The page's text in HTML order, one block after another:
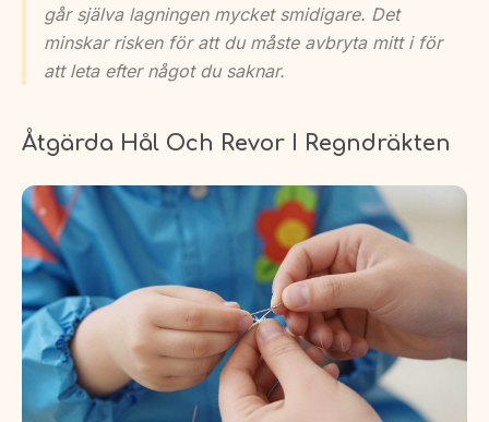
går själva lagningen mycket smidigare. Det
minskar risken för att du måste avbryta mitt i för
att leta efter något du saknar.
Åtgärda Hål Och Revor I Regndräkten